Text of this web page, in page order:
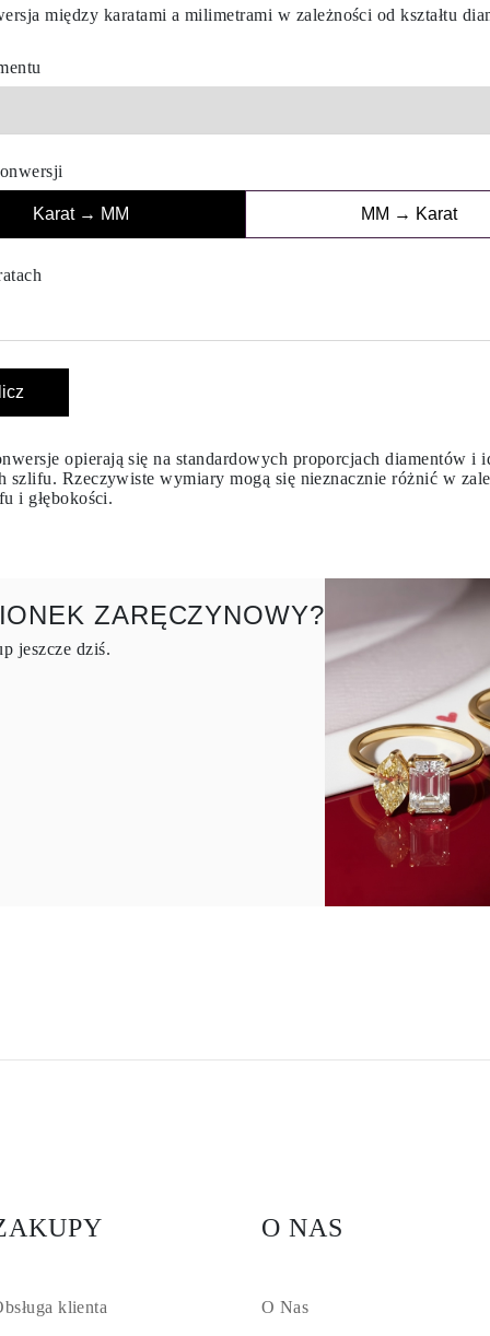
między karatami a milimetrami w zależności od kształtu
Karat → MM MM → Karat
opierają się na standardowych proporcjach diamentów i
szlifu. Rzeczywiste wymiary mogą się nieznacznie różnić w
i głębokości.
ZARĘCZYNOWY?
jeszcze dziś.
klienta
O NAS
O Nas